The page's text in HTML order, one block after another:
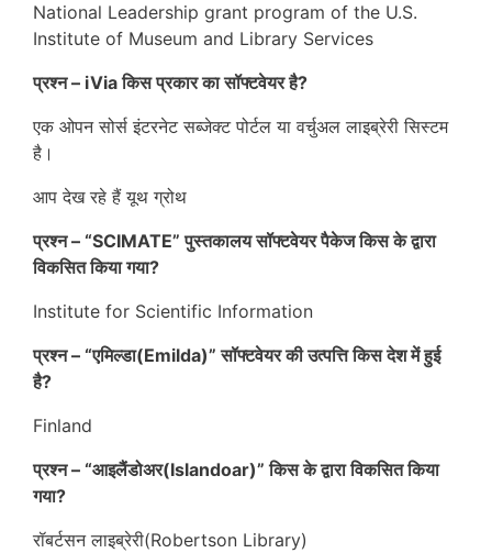
National Leadership grant program of the U.S.
Institute of Museum and Library Services
प्रश्न – iVia किस प्रकार का सॉफ्टवेयर है?
एक ओपन सोर्स इंटरनेट सब्जेक्ट पोर्टल या वर्चुअल लाइब्रेरी सिस्टम
है।
आप देख रहे हैं यूथ ग्रोथ
प्रश्न – “SCIMATE” पुस्तकालय सॉफ्टवेयर पैकेज किस के द्वारा
विकसित किया गया?
Institute for Scientific Information
प्रश्न – “एमिल्डा(Emilda)” सॉफ्टवेयर की उत्पत्ति किस देश में हुई
है?
Finland
प्रश्न – “आइलैंडोअर(Islandoar)” किस के द्वारा विकसित किया
गया?
रॉबर्टसन लाइब्रेरी(Robertson Library)